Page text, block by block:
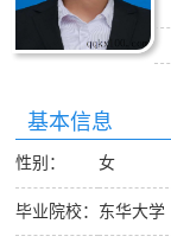
基本信息
性别： 女
毕业院校： 东华大学